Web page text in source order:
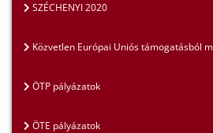
SZÉCHENYI 2020
Közvetlen Európai Uniós támogatásból
ÖTP pályázatok
ÖTE pályázatok